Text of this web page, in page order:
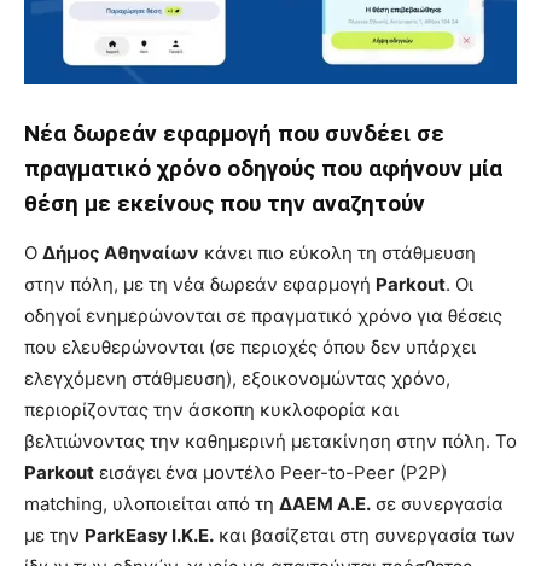
Νέα δωρεάν εφαρμογή που συνδέει σε
πραγματικό χρόνο οδηγούς που αφήνουν μία
θέση με εκείνους που την αναζητούν
Ο Δήμος Αθηναίων κάνει πιο εύκολη τη στάθμευση
στην πόλη, με τη νέα δωρεάν εφαρμογή Parkout. Οι
οδηγοί ενημερώνονται σε πραγματικό χρόνο για θέσεις
που ελευθερώνονται (σε περιοχές όπου δεν υπάρχει
ελεγχόμενη στάθμευση), εξοικονομώντας χρόνο,
περιορίζοντας την άσκοπη κυκλοφορία και
βελτιώνοντας την καθημερινή μετακίνηση στην πόλη. Το
Parkout εισάγει ένα μοντέλο Peer-to-Peer (P2P)
matching, υλοποιείται από τη ΔΑΕΜ Α.Ε. σε συνεργασία
με την ParkEasy Ι.Κ.Ε. και βασίζεται στη συνεργασία των